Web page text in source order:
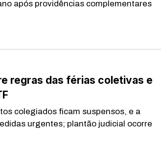
após providências complementares
regras das férias coletivas e
colegiados ficam suspensos, e a
urgentes; plantão judicial ocorre